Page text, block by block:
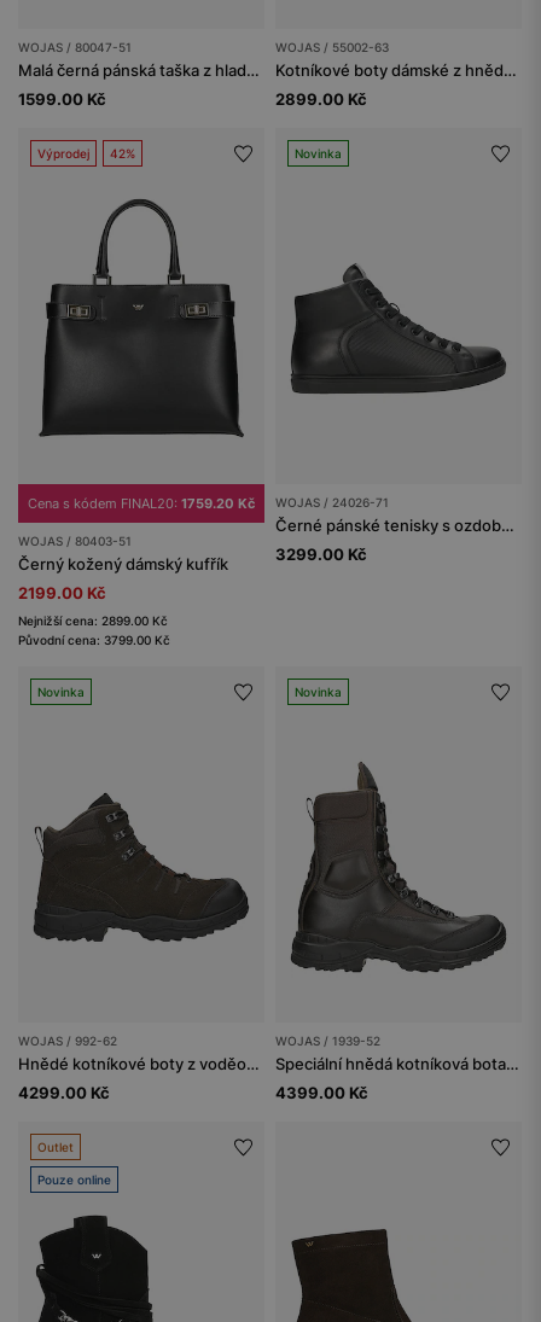
WOJAS / 80047-51
Malá černá pánská taška z hladké kůže
1599.00 Kč
WOJAS / 55002-63
Kotníkové boty dámské z hnědé velurové kůže
2899.00 Kč
Výprodej 42%
Cena s kódem FINAL20: 1759.20 Kč
WOJAS / 80403-51
Černý kožený dámský kufřík
2199.00 Kč
Nejnižší cena: 2899.00 Kč
Původní cena: 3799.00 Kč
Novinka
WOJAS / 24026-71
Černé pánské tenisky s ozdobnými reliéfy
3299.00 Kč
Novinka
WOJAS / 992-62
Hnědé kotníkové boty z voděodolného semiše
4299.00 Kč
Novinka
WOJAS / 1939-52
Speciální hnědá kotníková bota typu 939
4399.00 Kč
Outlet
Pouze online